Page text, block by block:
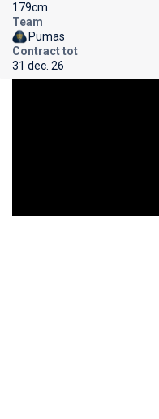
179cm
Team
Pumas
Contract tot
31 dec. 26